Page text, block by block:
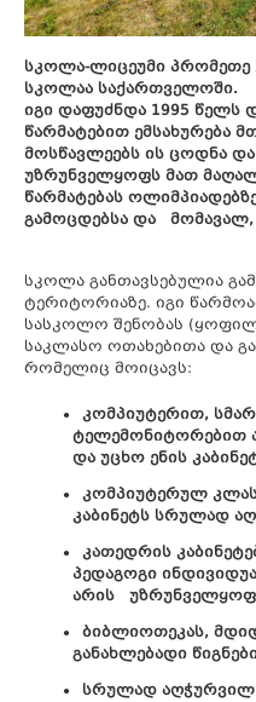
სკოლა-ლიცეუმი
სკოლაა საქართველოში.
იგი დაფუძნდა 1995 წელს
წარმატებით ემსახურება
მოსწავლეებს ის ცოდნა და
უზრუნველყოფს მათ
წარმატებას
გამოცდებსა და
სკოლა განთავსებულია
ტერიტორიაზე. იგი
სასკოლო შენობას
საკლასო ოთახებითა და
რომელიც მოიცავს:
კომპიუტერით,
ტელემონიტორებით
და უცხო ენის
კომპიუტერულ
კაბინეტს სრულად
კათედრის
პედაგოგი
არის
ბიბლიოთეკას,
განახლებადი
სრულად აღჭურვილ